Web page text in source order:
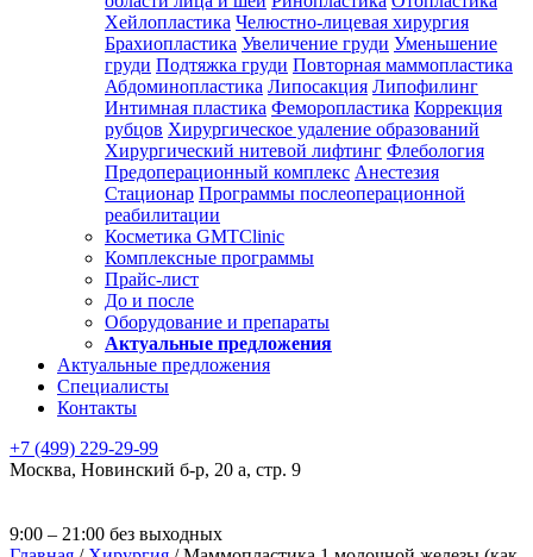
Хейлопластика Челюстно-лицевая хирургия
Брахиопластика Увеличение груди Уменьшение
груди Подтяжка груди Повторная маммопластика
Абдоминопластика Липосакция Липофилинг
Интимная пластика Феморопластика Коррекция
рубцов Хирургическое удаление образований
Хирургический нитевой лифтинг Флебология
Предоперационный комплекс Анестезия
Стационар Программы послеоперационной
реабилитации
Косметика GMTClinic
Комплексные программы
Прайс-лист
До и после
Оборудование и препараты
Актуальные предложения
Актуальные предложения
Специалисты
Контакты
+7 (499) 229-29-99
Москва, Новинский б-р, 20 а, стр. 9
9:00 – 21:00 без выходных